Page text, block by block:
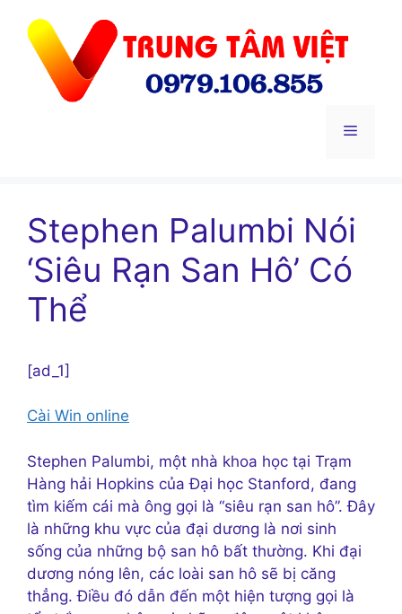
Menu
Stephen Palumbi Nói
‘Siêu Rạn San Hô’ Có
Thể
[ad_1]
Cài Win online
Stephen Palumbi, một nhà khoa học tại Trạm
Hàng hải Hopkins của Đại học Stanford, đang
tìm kiếm cái mà ông gọi là “siêu rạn san hô”. Đây
là những khu vực của đại dương là nơi sinh
sống của những bộ san hô bất thường. Khi đại
dương nóng lên, các loài san hô sẽ bị căng
thẳng. Điều đó dẫn đến một hiện tượng gọi là